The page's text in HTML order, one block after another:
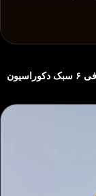
اصول طراحی دفتر وکالت و استانداردهای آن + معرفی ۶ سبک دکوراسیون